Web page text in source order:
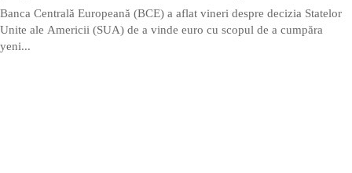
Banca Centrală Europeană (BCE) a aflat vineri despre decizia Statelor
Unite ale Americii (SUA) de a vinde euro cu scopul de a cumpăra
yeni...